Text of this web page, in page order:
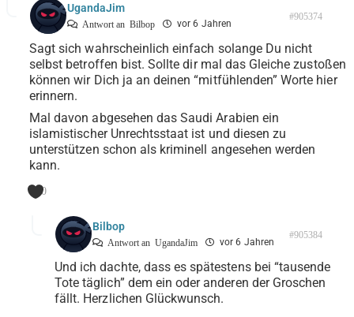
UgandaJim
Antwort an Bilbop vor 6 Jahren
#905374
Sagt sich wahrscheinlich einfach solange Du nicht
selbst betroffen bist. Sollte dir mal das Gleiche zustoßen
können wir Dich ja an deinen “mitfühlenden” Worte hier
erinnern.
Mal davon abgesehen das Saudi Arabien ein
islamistischer Unrechtsstaat ist und diesen zu
unterstützen schon als kriminell angesehen werden
kann.
0
Bilbop
Antwort an UgandaJim vor 6 Jahren
#905384
Und ich dachte, dass es spätestens bei “tausende
Tote täglich” dem ein oder anderen der Groschen
fällt. Herzlichen Glückwunsch.